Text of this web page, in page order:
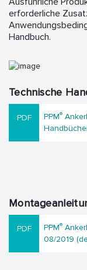
erforderliche
Handbuch.
Technische
PPM®
PPM®
08/2019